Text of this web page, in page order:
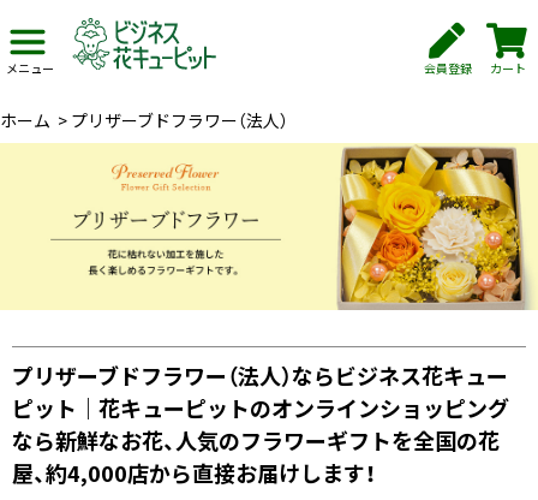
メニュー 会員登録 カート
ホーム > プリザーブドフラワー（法人）
プリザーブドフラワー（法人）ならビジネス花キュー
ピット｜花キューピットのオンラインショッピング
なら新鮮なお花、人気のフラワーギフトを全国の花
屋、約4,000店から直接お届けします！